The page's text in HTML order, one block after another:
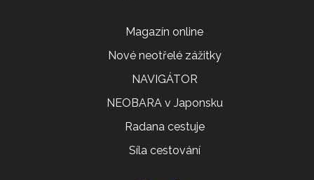
Magazín online
Nové neotřelé zážitky
NAVIGÁTOR
NEOBARA v Japonsku
Radana cestuje
Síla cestování